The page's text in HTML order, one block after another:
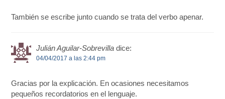
También se escribe junto cuando se trata del verbo apenar.
Julián Aguilar-Sobrevilla dice:
04/04/2017 a las 2:44 pm
Gracias por la explicación. En ocasiones necesitamos
pequeños recordatorios en el lenguaje.